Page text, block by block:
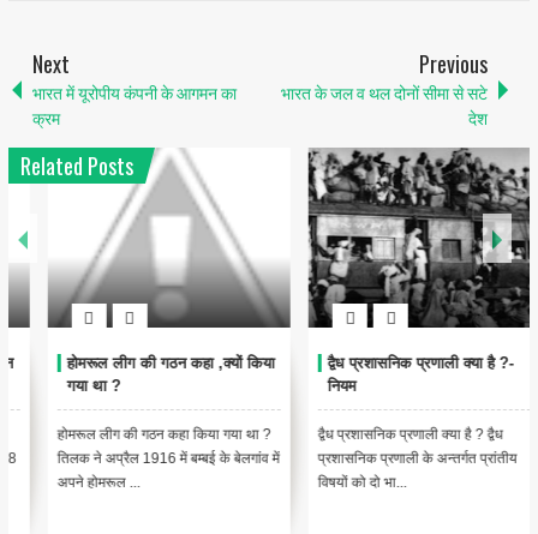
Next
भारत में यूरोपीय कंपनी के आगमन का
क्रम
Previous
भारत के जल व थल दोनों सीमा से सटे
देश
Related Posts
होमरूल लीग की गठन कहा ,क्यों किया
गया था ?
होमरूल लीग की गठन कहा किया गया था ?
तिलक ने अप्रैल 1916 में बम्बई के बेलगांव में
अपने होमरूल ...
द्वैध प्रशासनिक प्रणाली क्या है ?-
द्वैध प्रशासनिक प्रणाली क्या है ? द्वैध
प्रशासनिक प्रणाली के अन्तर्गत प्रांतीय
विषयों को दो भा...